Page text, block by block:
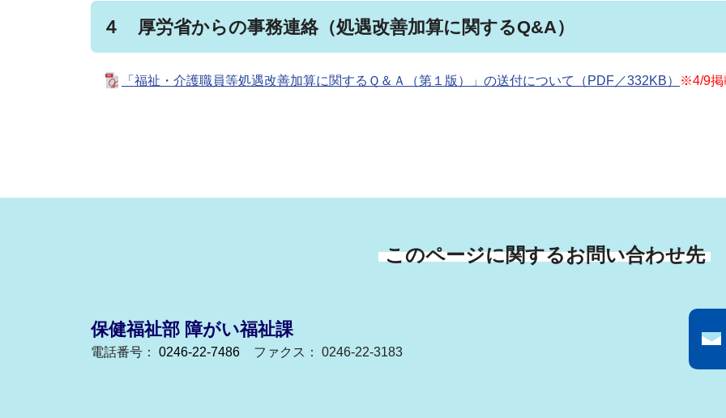
４ 厚労省からの事務連絡（処遇改善加算に関するQ&A）
「福祉・介護職員等処遇改善加算に関するＱ＆Ａ（第１版）」の送付について（PDF／332KB） ※4/9掲
このページに関するお問い合わせ先
保健福祉部 障がい福祉課
電話番号： 0246-22-7486 ファクス： 0246-22-3183